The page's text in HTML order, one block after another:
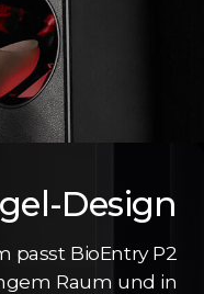
Design
passt BioEntry P2
Raum und in